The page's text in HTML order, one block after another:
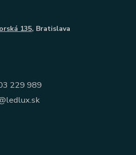
135, Bratislava
229 989